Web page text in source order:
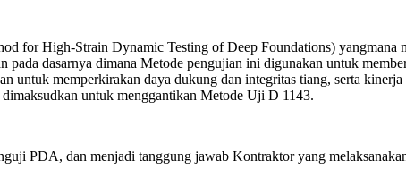
for High-Strain Dynamic Testing of Deep Foundations) yangmana
dasarnya dimana Metode pengujian ini digunakan untuk
untuk memperkirakan daya dukung dan integritas tiang, serta
untuk menggantikan Metode Uji D 1143.
PDA, dan menjadi tanggung jawab Kontraktor yang